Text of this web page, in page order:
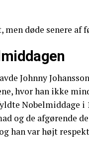
døde senere af
Johnny
hvor han ikke
Nobelmiddage i
og de afgørende
han var højt